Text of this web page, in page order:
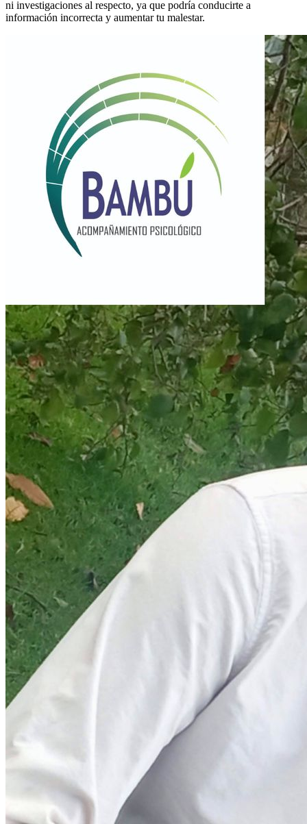
ni investigaciones al respecto, ya que podría conducirte a
información incorrecta y aumentar tu malestar.